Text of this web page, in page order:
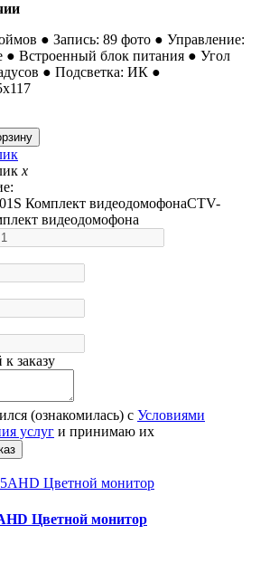
● Запись: 89 фото ● Управление:
● Встроенный блок питания ● Угол
● Подсветка: ИК ●
x
CTV-
видеодомофона
заказу
(ознакомилась) с Условиями
услуг и принимаю их
Цветной монитор